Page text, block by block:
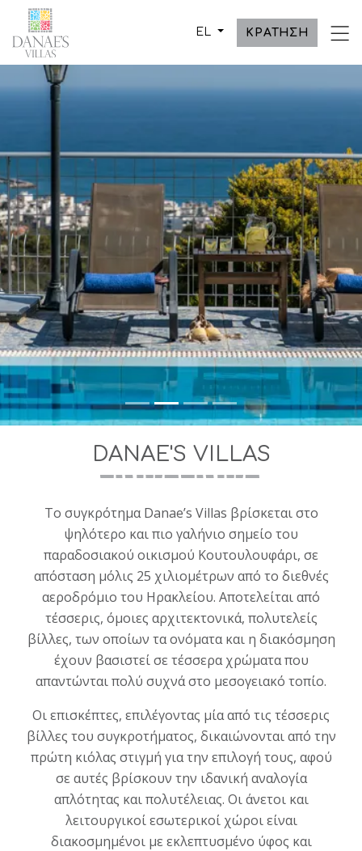
EL ΚΡΑΤΗΣΗ
ΔΙΑΜΟΝΗ
ΠΡΟΟΡΙΣΜΟΣ
ΦΩΤΟΓΡΑΦΙΕΣ
ΕΠΙΚΟΙΝΩΝΙΑ
Τ.Θ. 2345, Κουτουλουφάρι,
Χερσόνησος 70014, Κρήτη, Ελλάδα
Tηλ: +30-2810220951
Κινητό: +30-6983948986, +30-6974803692, +30-6937120395
email: info@danaevillas.gr
ΕΟΤ/ΜΗΤΕ: 1039K91003155800
DANAE'S VILLAS
Το συγκρότημα Danae’s Villas βρίσκεται στο
ψηλότερο και πιο γαλήνιο σημείο του
παραδοσιακού οικισμού Κουτουλουφάρι, σε
απόσταση μόλις 25 χιλιομέτρων από το διεθνές
αεροδρόμιο του Ηρακλείου. Αποτελείται από
τέσσερις, όμοιες αρχιτεκτονικά, πολυτελείς
βίλλες, των οποίων τα ονόματα και η διακόσμηση
έχουν βασιστεί σε τέσσερα χρώματα που
απαντώνται πολύ συχνά στο μεσογειακό τοπίο.
Οι επισκέπτες, επιλέγοντας μία από τις τέσσερις
βίλλες του συγκροτήματος, δικαιώνονται από την
πρώτη κιόλας στιγμή για την επιλογή τους, αφού
σε αυτές βρίσκουν την ιδανική αναλογία
απλότητας και πολυτέλειας. Οι άνετοι και
λειτουργικοί εσωτερικοί χώροι είναι
διακοσμημένοι με εκλεπτυσμένο ύφος και